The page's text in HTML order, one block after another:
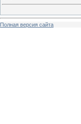
Полная версия сайта